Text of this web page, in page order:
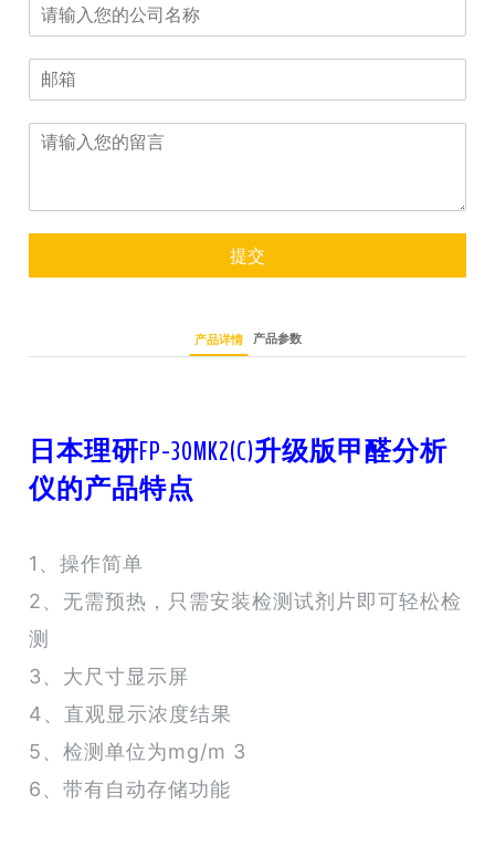
提交
产品详情 产品参数
日本理研FP-30MK2(C)升级版甲醛分析
仪的产品特点
1、操作简单
2、无需预热，只需安装检测试剂片即可轻松检
测
3、大尺寸显示屏
4、直观显示浓度结果
5、检测单位为mg/m 3
6、带有自动存储功能